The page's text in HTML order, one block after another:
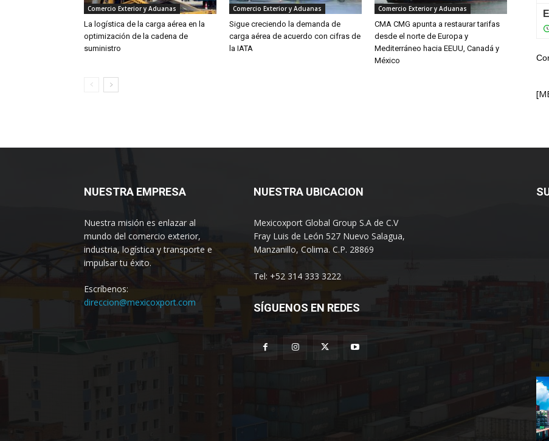
Comercio Exterior y Aduanas
La logística de la carga aérea en la
optimización de la cadena de
suministro
Comercio Exterior y Aduanas
Sigue creciendo la demanda de
carga aérea de acuerdo con cifras de
la IATA
Comercio Exterior y Aduanas
CMA CMG apunta a restaurar tarifas
desde el norte de Europa y
Mediterráneo hacia EEUU, Canadá y
México
NUESTRA EMPRESA
Nuestra misión es enlazar al
mundo del comercio exterior,
industria, logística y transporte e
impulsar tu éxito.
Escríbenos:
direccion@mexicoxport.com
NUESTRA UBICACION
Mexicoxport Global Group S.A de C.V
Fray Luis de León 527 Nuevo Salagua,
Manzanillo, Colima. C.P. 28869
Tel: +52 314 333 3222
SÍGUENOS EN REDES